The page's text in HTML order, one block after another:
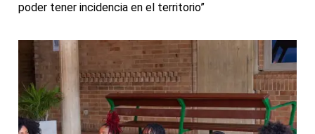
poder tener incidencia en el territorio”